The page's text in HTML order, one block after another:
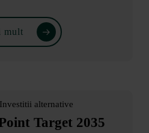
mult
alternative
Target 2035